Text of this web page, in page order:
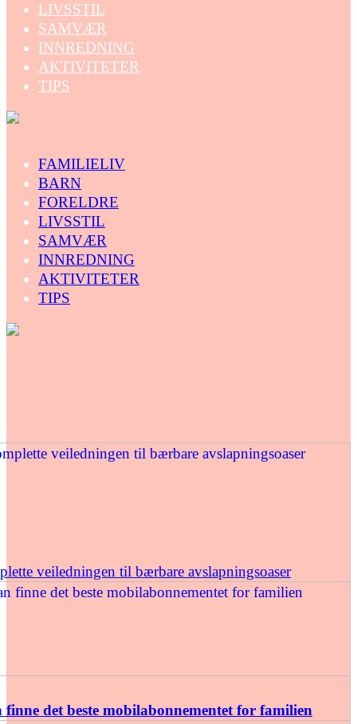
LIVSSTIL
SAMVÆR
INNREDNING
AKTIVITETER
TIPS
FAMILIELIV
BARN
FORELDRE
LIVSSTIL
SAMVÆR
INNREDNING
AKTIVITETER
TIPS
veiledningen til bærbare avslapningsoaser
det beste mobilabonnementet for familien